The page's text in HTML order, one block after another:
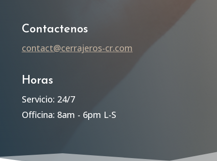
Contactenos
contact@cerrajeros-cr.com
Horas
Servicio: 24/7
Officina: 8am - 6pm L-S